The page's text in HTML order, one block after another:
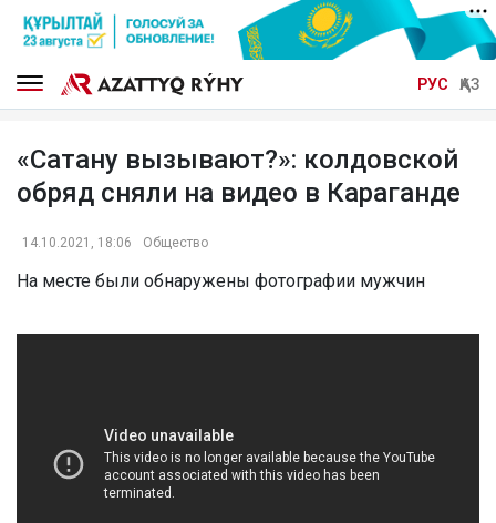
РУС ҚАЗ
«Сатану вызывают?»: колдовской
обряд сняли на видео в Караганде
14.10.2021, 18:06 Общество
На месте были обнаружены фотографии мужчин